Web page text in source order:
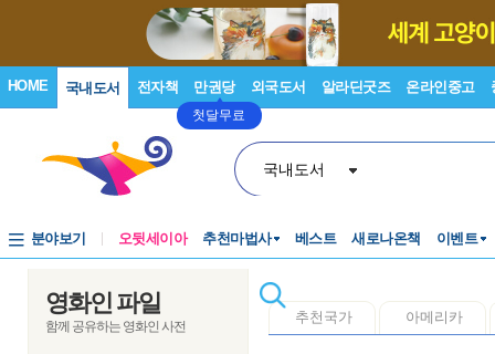
HOME 국내도서 전자책 만권당
첫달무료
외국도서 알라딘굿즈 온라인중고
국내도서
분야보기 오뒷세이아 추천마법사 베스트 새로나온책 이벤트
영화인 파일
함께 공유하는 영화인 사전 추천국가 아메리카